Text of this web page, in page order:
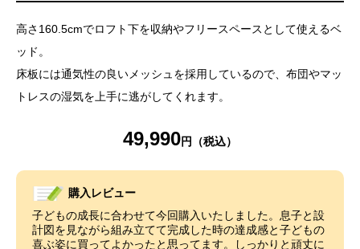
高さ160.5cmでロフト下を収納やフリースペースとして使えるベ
ッド。
床板には通気性の良いメッシュを採用しているので、布団やマッ
トレスの湿気を上手に逃がしてくれます。
49,990
購入レビュー
子どもの成長に合わせて今回購入いたしました。息子と設
計図を見ながら組み立てて完成した時の達成感と子どもの
喜ぶ姿に買ってよかったと思ってます。しっかりと頑丈に